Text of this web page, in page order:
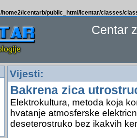
/home2/icentarb/public_html/icentar/classes/
Centar
Vijesti:
Bakrena zica
Elektrokultura, metoda koja
hvatanje atmosferske
deseterostruko bez ikakvih